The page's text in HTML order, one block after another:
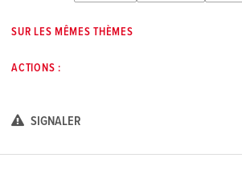
SUR LES MÊMES THÈMES
ACTIONS :
SIGNALER